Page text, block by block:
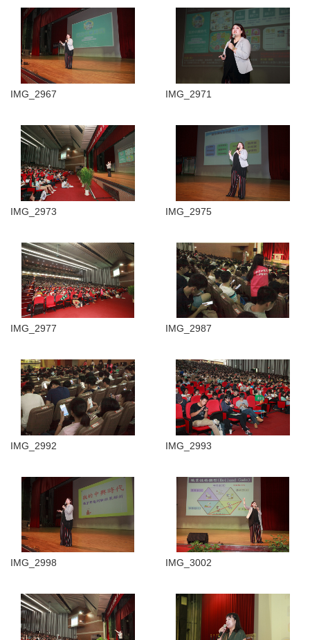
IMG_2967 IMG_2971
IMG_2973 IMG_2975
IMG_2977 IMG_2987
IMG_2992 IMG_2993
IMG_2998 IMG_3002